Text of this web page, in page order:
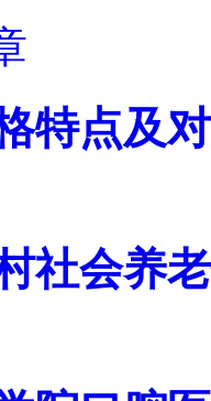
特点及
社会养